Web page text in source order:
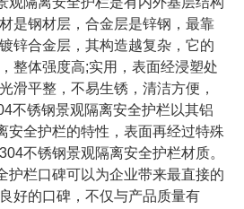
是钢材层，合金层是锌钢，最靠
锌合金层，其构造越复杂，它的
整体强度高;实用，表面经浸塑处
滑平整，不易生锈，清洁方便，
不锈钢景观隔离安全护栏以其铝
安全护栏的特性，表面再经过特殊
不锈钢景观隔离安全护栏材质。
护栏口碑可以为企业带来最直接的
好的口碑，不仅与产品质量有